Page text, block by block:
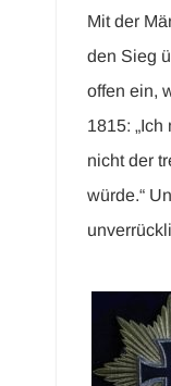
Mit der
den Sieg
offen ein,
1815:
nicht der
würde.“